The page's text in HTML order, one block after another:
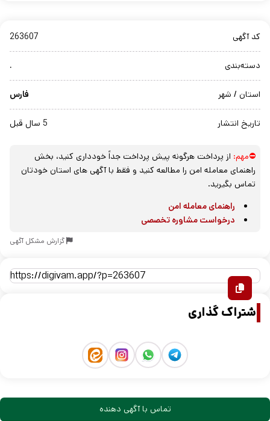
کد آگهی 263607
دسته‌بندی .
استان / شهر فارس
تاریخ انتشار 5 سال قبل
⛔مهم: از پرداخت هرگونه پیش پرداخت جداً خودداری کنید، بخش
راهنمای معامله امن را مطالعه کنید و فقط با آگهی های استان خودتان
تماس بگیرید.
راهنمای معامله امن
درخواست مشاوره تخصصی
گزارش مشکل آگهی
اشتراک گذاری
تماس با آگهی دهنده